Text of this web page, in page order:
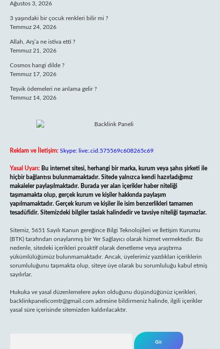
Ağustos 3, 2026
3 yaşındaki bir çocuk renkleri bilir mi ?
Temmuz 24, 2026
Allah, Arş’a ne istiva etti ?
Temmuz 21, 2026
Cosmos hangi dilde ?
Temmuz 17, 2026
Teşvik ödemeleri ne anlama gelir ?
Temmuz 14, 2026
Reklam ve İletişim: Skype: live:.cid.575569c608265c69
Yasal Uyarı: Bu internet sitesi, herhangi bir marka, kurum veya şahıs şirketi ile
hiçbir bağlantısı bulunmamaktadır. Sitede yalnızca kendi hazırladığımız
makaleler paylaşılmaktadır. Burada yer alan içerikler haber niteliği
taşımamakta olup, gerçek kurum ve kişiler hakkında paylaşım
yapılmamaktadır. Gerçek kurum ve kişiler ile isim benzerlikleri tamamen
tesadüfidir. Sitemizdeki bilgiler taslak halindedir ve tavsiye niteliği taşımazlar.
Sitemiz, 5651 Sayılı Kanun gereğince Bilgi Teknolojileri ve İletişim Kurumu
(BTK) tarafından onaylanmış bir Yer Sağlayıcı olarak hizmet vermektedir. Bu
nedenle, sitedeki içerikleri proaktif olarak denetleme veya araştırma
yükümlülüğümüz bulunmamaktadır. Ancak, üyelerimiz yazdıkları içeriklerin
sorumluluğunu taşımakta olup, siteye üye olarak bu sorumluluğu kabul etmiş
sayılırlar.
Hukuka ve yasal düzenlemelere aykırı olduğunu düşündüğünüz içerikleri,
backlinkpanelicomtr@gmail.com adresine bildirmeniz halinde, ilgili içerikler
yasal süre içerisinde sitemizden kaldırılacaktır.